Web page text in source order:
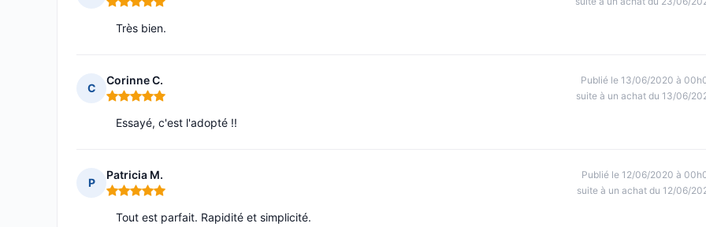
Note : 5 sur 5
Très bien.
C
Corinne C.
Note : 5 sur 5
Publié le 13/06/2020 à
suite à un achat du 13/06/
Essayé, c'est l'adopté !!
P
Patricia M.
Note : 5 sur 5
Publié le 12/06/2020 à
suite à un achat du 12/06/
Tout est parfait. Rapidité et simplicité.